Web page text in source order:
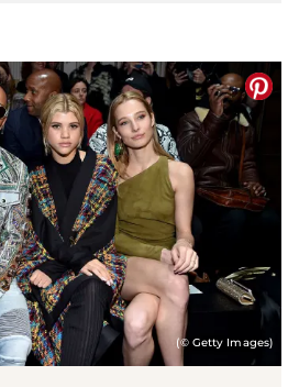
(© Getty Images)